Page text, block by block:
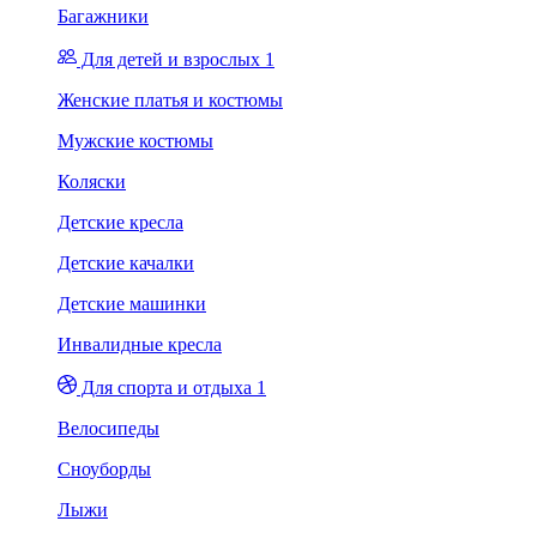
Багажники
Для детей и взрослых 1
Женские платья и костюмы
Мужские костюмы
Коляски
Детские кресла
Детские качалки
Детские машинки
Инвалидные кресла
Для спорта и отдыха 1
Велосипеды
Сноуборды
Лыжи